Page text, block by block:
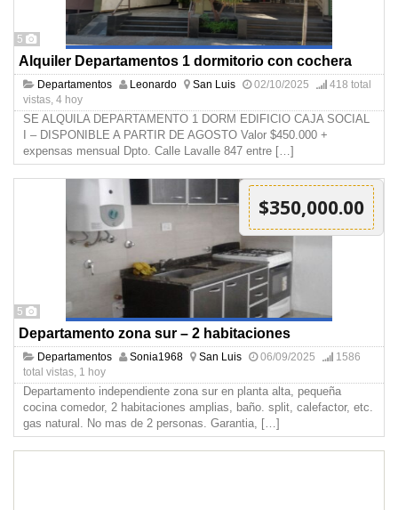
5
Alquiler Departamentos 1 dormitorio con cochera
Departamentos Leonardo San Luis 02/10/2025
418 total
vistas, 4 hoy
SE ALQUILA DEPARTAMENTO 1 DORM EDIFICIO CAJA SOCIAL
I – DISPONIBLE A PARTIR DE AGOSTO Valor $450.000 +
expensas mensual Dpto. Calle Lavalle 847 entre […]
5
$350,000.00
Departamento zona sur – 2 habitaciones
Departamentos Sonia1968 San Luis 06/09/2025
1586
total vistas, 1 hoy
Departamento independiente zona sur en planta alta, pequeña
cocina comedor, 2 habitaciones amplias, baño. split, calefactor, etc.
gas natural. No mas de 2 personas. Garantia, […]